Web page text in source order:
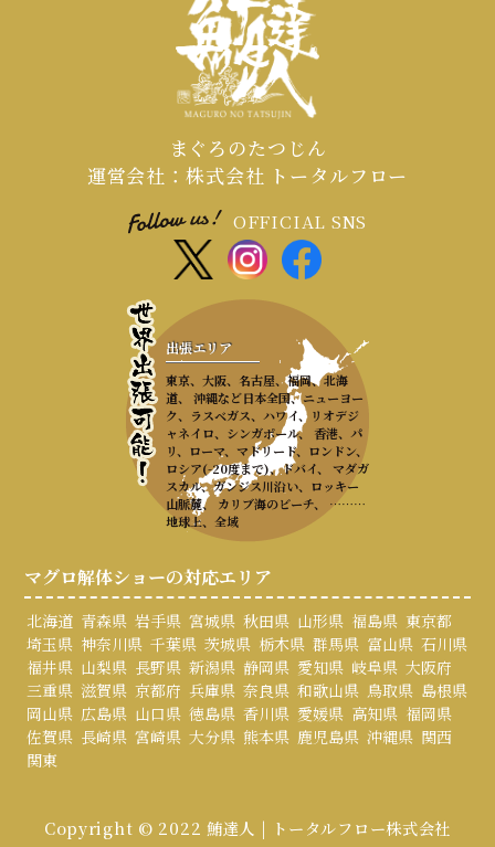
まぐろのたつじん
運営会社：株式会社 トータルフロー
OFFICIAL SNS
出張エリア
東京、大阪、名古屋、福岡、北海
道、 沖縄など日本全国、ニューヨー
ク、ラスベガス、ハワイ、リオデジ
ャネイロ、シンガポール、 香港、パ
リ、ローマ、マドリード、ロンドン、
ロシア(-20度まで)、ドバイ、 マダガ
スカル、ガンジス川沿い、ロッキー
山脈麓、 カリブ海のビーチ、 ………
地球上、全域
マグロ解体ショーの対応エリア
北海道 青森県 岩手県 宮城県 秋田県 山形県 福島県 東京都
埼玉県 神奈川県 千葉県 茨城県 栃木県 群馬県 富山県 石川県
福井県 山梨県 長野県 新潟県 静岡県 愛知県 岐阜県 大阪府
三重県 滋賀県 京都府 兵庫県 奈良県 和歌山県 鳥取県 島根県
岡山県 広島県 山口県 徳島県 香川県 愛媛県 高知県 福岡県
佐賀県 長崎県 宮崎県 大分県 熊本県 鹿児島県 沖縄県 関西
関東
Copyright © 2022 鮪達人 | トータルフロー株式会社